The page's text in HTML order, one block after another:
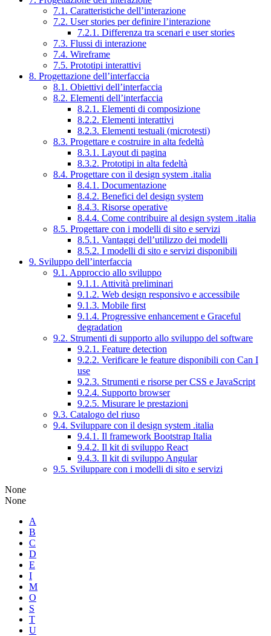
7.1. Caratteristiche dell’interazione
7.2. User stories per definire l’interazione
7.2.1. Differenza tra scenari e user stories
7.3. Flussi di interazione
7.4. Wireframe
7.5. Prototipi interattivi
8. Progettazione dell’interfaccia
8.1. Obiettivi dell’interfaccia
8.2. Elementi dell’interfaccia
8.2.1. Elementi di composizione
8.2.2. Elementi interattivi
8.2.3. Elementi testuali (microtesti)
8.3. Progettare e costruire in alta fedeltà
8.3.1. Layout di pagina
8.3.2. Prototipi in alta fedeltà
8.4. Progettare con il design system .italia
8.4.1. Documentazione
8.4.2. Benefici del design system
8.4.3. Risorse operative
8.4.4. Come contribuire al design system .italia
8.5. Progettare con i modelli di sito e servizi
8.5.1. Vantaggi dell’utilizzo dei modelli
8.5.2. I modelli di sito e servizi disponibili
9. Sviluppo dell’interfaccia
9.1. Approccio allo sviluppo
9.1.1. Attività preliminari
9.1.2. Web design responsivo e accessibile
9.1.3. Mobile first
9.1.4. Progressive enhancement e Graceful
degradation
9.2. Strumenti di supporto allo sviluppo del software
9.2.1. Feature detection
9.2.2. Verificare le feature disponibili con Can I
use
9.2.3. Strumenti e risorse per CSS e JavaScript
9.2.4. Supporto browser
9.2.5. Misurare le prestazioni
9.3. Catalogo del riuso
9.4. Sviluppare con il design system .italia
9.4.1. Il framework Bootstrap Italia
9.4.2. Il kit di sviluppo React
9.4.3. Il kit di sviluppo Angular
9.5. Sviluppare con i modelli di sito e servizi
None
None
A
B
C
D
E
I
M
O
S
T
U